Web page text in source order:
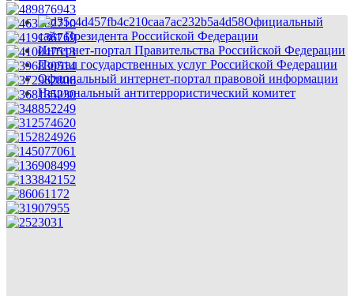
Официальный
сайт Президента Российской Федерации
Интернет-портал Правительства Российской Федерации
Портал государственных услуг Российской Федерации
Официальный интернет-портал правовой информации
Национальный антитеррористический комитет